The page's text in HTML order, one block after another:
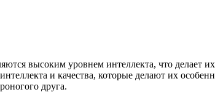
высоким уровнем интеллекта, что
и качества, которые делают их
друга.